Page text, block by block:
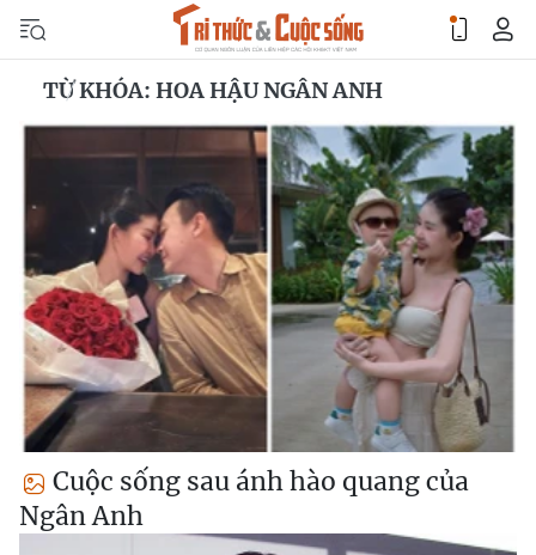
TỪ KHÓA: HOA HẬU NGÂN ANH
Cuộc sống sau ánh hào quang của
Ngân Anh